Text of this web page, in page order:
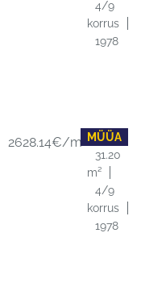
4/9
korrus
1978
MÜÜA
2628.14€/m²1 tuba
31.20
m²
4/9
korrus
1978